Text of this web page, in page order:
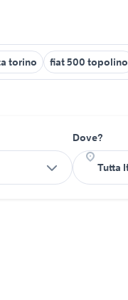
torino fiat 500 topolino
Dove?